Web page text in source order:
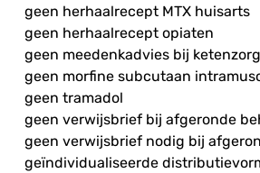
geen herhaalrecept MTX huisarts
geen herhaalrecept opiaten
geen meedenkadvies bij ketenzorg
geen morfine subcutaan
geen tramadol
geen verwijsbrief bij afgeronde
geen verwijsbrief nodig bij
geïndividualiseerde